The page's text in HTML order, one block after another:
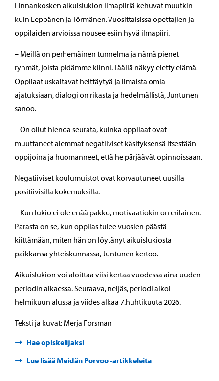
Linnankosken aikuislukion ilmapiiriä kehuvat muutkin
kuin Leppänen ja Törmänen. Vuosittaisissa opettajien ja
oppilaiden arvioissa nousee esiin hyvä ilmapiiri.
– Meillä on perhemäinen tunnelma ja nämä pienet
ryhmät, joista pidämme kiinni. Täällä näkyy eletty elämä.
Oppilaat uskaltavat heittäytyä ja ilmaista omia
ajatuksiaan, dialogi on rikasta ja hedelmällistä, Juntunen
sanoo.
– On ollut hienoa seurata, kuinka oppilaat ovat
muuttaneet aiemmat negatiiviset käsityksensä itsestään
oppijoina ja huomanneet, että he pärjäävät opinnoissaan.
Negatiiviset koulumuistot ovat korvautuneet uusilla
positiivisilla kokemuksilla.
– Kun lukio ei ole enää pakko, motivaatiokin on erilainen.
Parasta on se, kun oppilas tulee vuosien päästä
kiittämään, miten hän on löytänyt aikuislukiosta
paikkansa yhteiskunnassa, Juntunen kertoo.
Aikuislukion voi aloittaa viisi kertaa vuodessa aina uuden
periodin alkaessa. Seuraava, neljäs, periodi alkoi
helmikuun alussa ja viides alkaa 7.huhtikuuta 2026.
Teksti ja kuvat: Merja Forsman
Hae opiskelijaksi
Lue lisää Meidän Porvoo -artikkeleita